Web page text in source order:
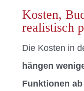
Kosten,
realistisch
Die Kosten in
hängen
Funktionen